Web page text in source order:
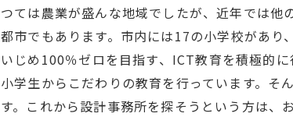
つては農業が盛んな地域でしたが、近年では他
都市でもあります。市内には17の小学校があり
いじめ100％ゼロを目指す、ICT教育を積極的
小学生からこだわりの教育を行っています。そ
す。これから設計事務所を探そうという方は、